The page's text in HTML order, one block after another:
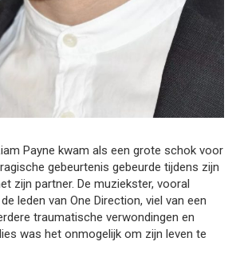
Payne kwam als een grote schok voor
gebeurtenis gebeurde tijdens zijn
zijn partner. De muziekster, vooral
leden van One Direction, viel van een
traumatische verwondingen en
was het onmogelijk om zijn leven te